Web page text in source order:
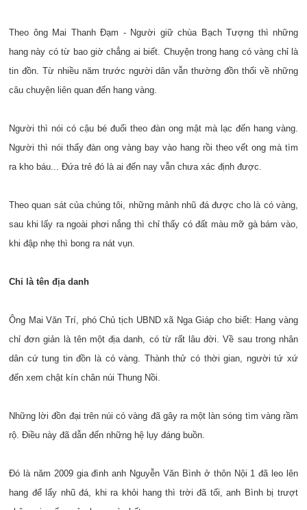
Theo ông Mai Thanh Đạm - Người giữ chùa Bạch Tượng thì những
hang này có từ bao giờ chẳng ai biết. Chuyện trong hang có vàng chỉ là
tin đồn. Từ nhiều năm trước người dân vẫn thường đồn thổi về những
câu chuyện liên quan đến hang vàng.
Người thì nói có cậu bé đuổi theo đàn ong mật mà lạc đến hang vàng.
Người thì nói thấy đàn ong vàng bay vào hang rồi theo vết ong mà tìm
ra kho báu... Đứa trẻ đó là ai đến nay vẫn chưa xác định được.
Theo quan sát của chúng tôi, những mảnh nhũ đá được cho là có vàng,
sau khi lấy ra ngoài phơi nắng thì chỉ thấy có đất màu mỡ gà bám vào,
khi đập nhẹ thì bong ra nát vụn.
Chỉ là tên địa danh
Ông Mai Văn Trí, phó Chủ tịch UBND xã Nga Giáp cho biết: Hang vàng
chỉ đơn giản là tên một địa danh, có từ rất lâu đời. Về sau trong nhân
dân cứ tung tin đồn là có vàng. Thành thử có thời gian, người tứ xứ
đến xem chật kín chân núi Thung Nồi.
Những lời đồn đại trên núi có vàng đã gây ra một làn sóng tìm vàng rầm
rộ. Điều này đã dẫn đến những hệ lụy đáng buồn.
Đó là năm 2009 gia đình anh Nguyễn Văn Bình ở thôn Nội 1 đã leo lên
hang để lấy nhũ đá, khi ra khỏi hang thì trời đã tối, anh Bình bị trượt